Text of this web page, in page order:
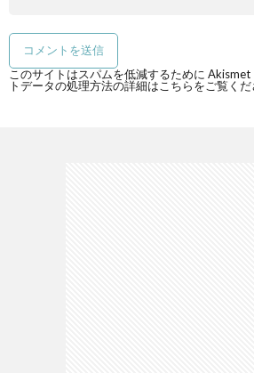
このサイトはスパムを低減するために Akismet
トデータの処理方法の詳細はこちらをご覧く